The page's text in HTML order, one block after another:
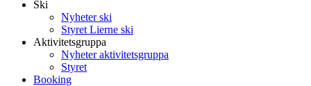
Ski
Nyheter ski
Styret Lierne ski
Aktivitetsgruppa
Nyheter aktivitetsgruppa
Styret
Booking